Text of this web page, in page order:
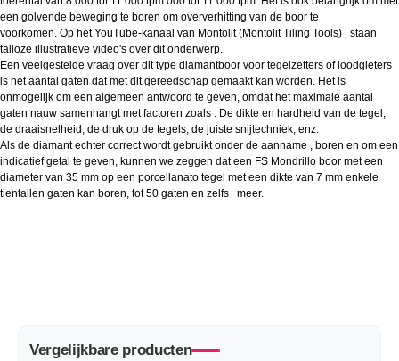
een golvende beweging te boren om oververhitting van de boor te
voorkomen. Op het YouTube-kanaal van Montolit (Montolit Tiling Tools) staan
talloze illustratieve video's over dit onderwerp.
Een veelgestelde vraag over dit type diamantboor voor tegelzetters of loodgieters
is het aantal gaten dat met dit gereedschap gemaakt kan worden. Het is
onmogelijk om een algemeen antwoord te geven, omdat het maximale aantal
gaten nauw samenhangt met factoren zoals : De dikte en hardheid van de tegel,
de draaisnelheid, de druk op de tegels, de juiste snijtechniek, enz.
Als de diamant echter correct wordt gebruikt onder de aanname , boren en om een
indicatief getal te geven, kunnen we zeggen dat een FS Mondrillo boor met een
diameter van 35 mm op een porcellanato tegel met een dikte van 7 mm enkele
tientallen gaten kan boren, tot 50 gaten en zelfs meer.
Vergelijkbare producten